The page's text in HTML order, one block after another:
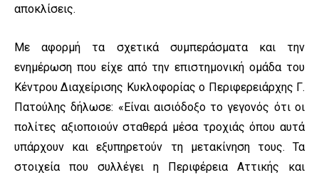
αποκλίσεις.
Με αφορμή τα σχετικά συμπεράσματα και την
ενημέρωση που είχε από την επιστημονική ομάδα του
Κέντρου Διαχείρισης Κυκλοφορίας ο Περιφερειάρχης Γ.
Πατούλης δήλωσε: «Είναι αισιόδοξο το γεγονός ότι οι
πολίτες αξιοποιούν σταθερά μέσα τροχιάς όπου αυτά
υπάρχουν και εξυπηρετούν τη μετακίνηση τους. Τα
στοιχεία που συλλέγει η Περιφέρεια Αττικής και